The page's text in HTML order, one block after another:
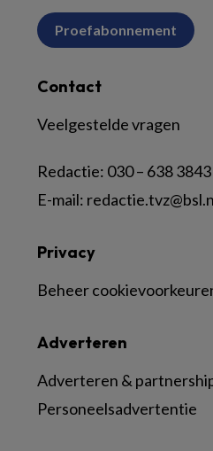
Proefabonnement
Contact
Veelgestelde vragen
Redactie: 030 – 638 3843
E-mail:
Adverteren
Adverteren &
Personeelsadvertentie
Privacy
Beheer